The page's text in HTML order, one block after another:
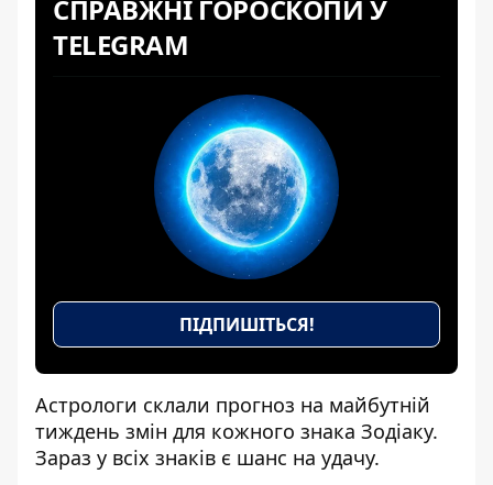
СПРАВЖНІ ГОРОСКОПИ У
TELEGRAM
ПІДПИШІТЬСЯ!
Астрологи склали прогноз на майбутній
тиждень змін для кожного знака Зодіаку.
Зараз у всіх знаків є шанс на удачу.